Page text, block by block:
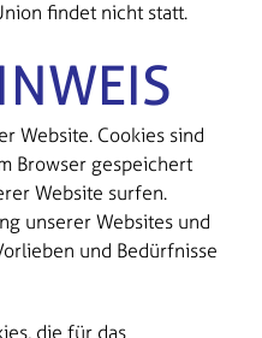
findet nicht statt.
Website. Cookies sind
Browser gespeichert
Website surfen.
unserer Websites und
und Bedürfnisse
die für das